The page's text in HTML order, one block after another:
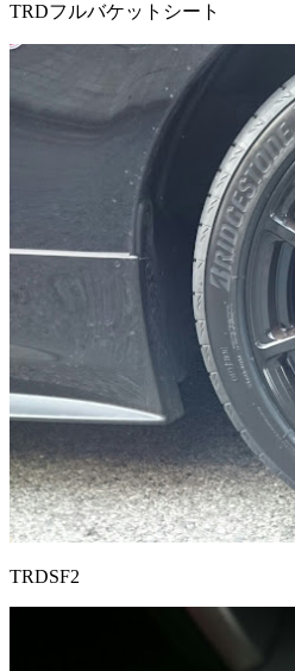
TRDフルバケットシート
TRDSF2